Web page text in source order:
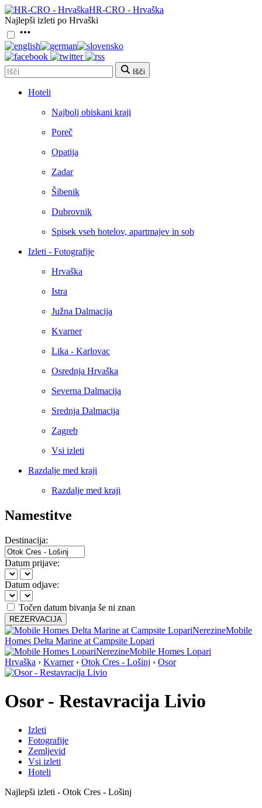
HR-CRO - Hrvaška
Najlepši izleti po Hrvaški
Išči
Hoteli
Najbolj obiskani kraji
Poreč
Opatija
Zadar
Šibenik
Dubrovnik
Spisek vseh hotelov, apartmajev in sob
Izleti - Fotografije
Hrvaška
Istra
Južna Dalmacija
Kvarner
Lika - Karlovac
Osrednja Hrvaška
Severna Dalmacija
Srednja Dalmacija
Zagreb
Vsi izleti
Razdalje med kraji
Razdalje med kraji
Namestitve
Destinacija:
Datum prijave:
Datum odjave:
Točen datum bivanja še ni znan
REZERVACIJA
NerezineMobile
Homes Delta Marine at Campsite Lopari
NerezineMobile Homes Lopari
Hrvaška › Kvarner › Otok Cres - Lošinj › Osor
Osor - Restavracija Livio
Izleti
Fotografije
Zemljevid
Vsi izleti
Hoteli
Najlepši izleti - Otok Cres - Lošinj